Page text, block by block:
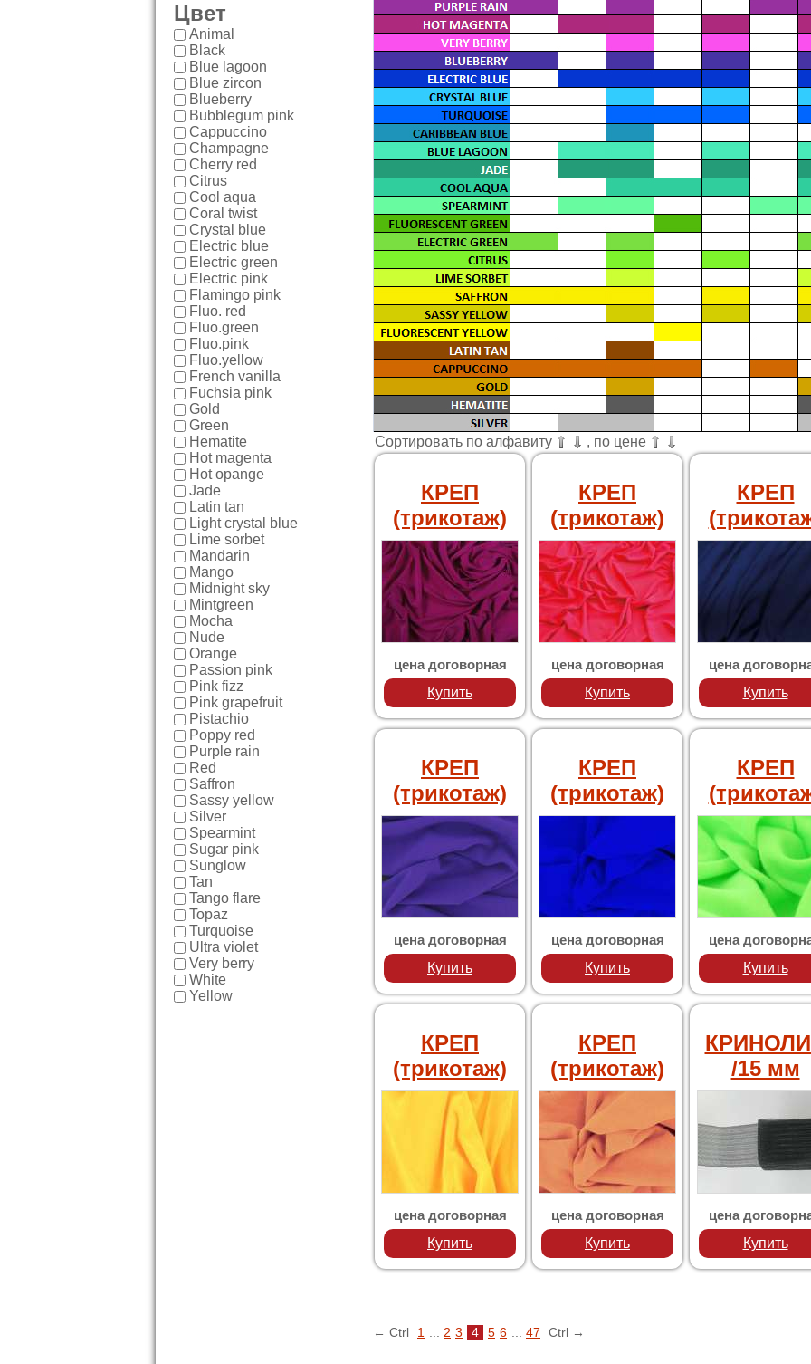
Цвет
Animal
Black
Blue lagoon
Blue zircon
Blueberry
Bubblegum pink
Cappuccino
Champagne
Cherry red
Citrus
Cool aqua
Coral twist
Crystal blue
Electric blue
Electric green
Electric pink
Flamingo pink
Fluo. red
Fluo.green
Fluo.pink
Fluo.yellow
French vanilla
Fuchsia pink
Gold
Green
Hematite
Hot magenta
Hot opange
Jade
Latin tan
Light crystal blue
Lime sorbet
Mandarin
Mango
Midnight sky
Mintgreen
Mocha
Nude
Orange
Passion pink
Pink fizz
Pink grapefruit
Pistachio
Poppy red
Purple rain
Red
Saffron
Sassy yellow
Silver
Spearmint
Sugar pink
Sunglow
Tan
Tango flare
Topaz
Turquoise
Ultra violet
Very berry
White
Yellow
Сортировать по алфавиту , по цене
КРЕП
(трикотаж)
цена договорная
Купить
КРЕП
(трикотаж)
цена договорная
Купить
КРЕП
цена
Купить
КРЕП
(трикотаж)
цена договорная
Купить
КРЕП
(трикотаж)
цена договорная
Купить
КРЕП
цена
Купить
КРЕП
(трикотаж)
цена договорная
Купить
КРЕП
(трикотаж)
цена договорная
Купить
/15 мм
цена
Купить
← Ctrl 1 ... 2 3 4 5 6 ... 47 Ctrl →